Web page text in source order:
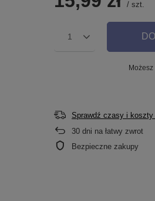
/ szt.
1
Sprawdź czasy i koszty
30 dni na łatwy zwrot
Bezpieczne zakupy